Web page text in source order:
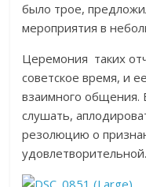
было трое,
мероприятия в
Церемония таких
советское время, и
взаимного общения.
слушать,
резолюцию о